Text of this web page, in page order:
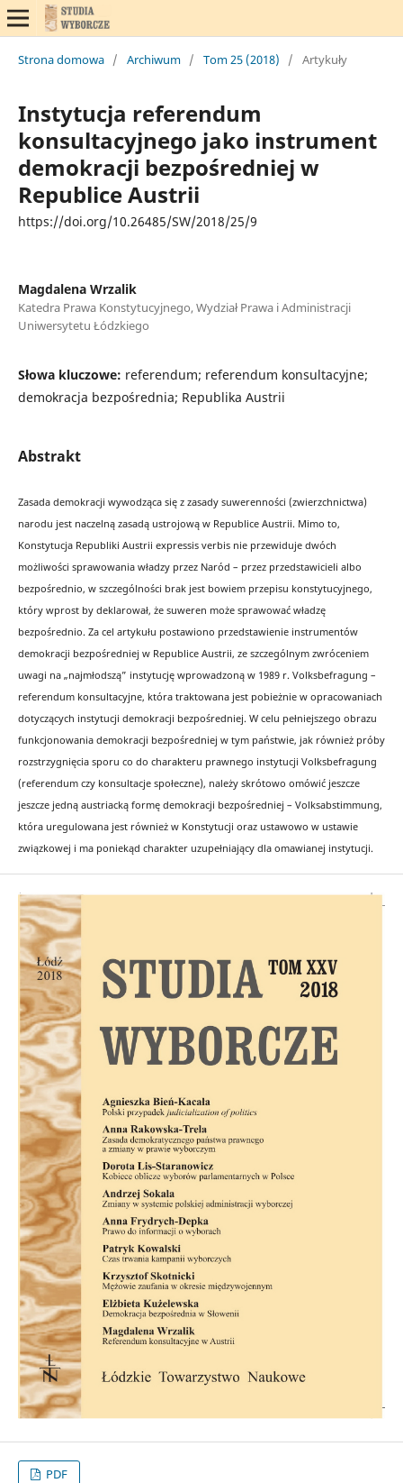
Strona domowa / Archiwum / Tom 25 (2018) / Artykuły
Instytucja referendum
konsultacyjnego jako instrument
demokracji bezpośredniej w
Republice Austrii
https://doi.org/10.26485/SW/2018/25/9
Magdalena Wrzalik
Katedra Prawa Konstytucyjnego, Wydział Prawa i Administracji
Uniwersytetu Łódzkiego
Słowa kluczowe: referendum; referendum konsultacyjne;
demokracja bezpośrednia; Republika Austrii
Abstrakt
Zasada demokracji wywodząca się z zasady suwerenności (zwierzchnictwa)
narodu jest naczelną zasadą ustrojową w Republice Austrii. Mimo to,
Konstytucja Republiki Austrii expressis verbis nie przewiduje dwóch
możliwości sprawowania władzy przez Naród – przez przedstawicieli albo
bezpośrednio, w szczególności brak jest bowiem przepisu konstytucyjnego,
który wprost by deklarował, że suweren może sprawować władzę
bezpośrednio. Za cel artykułu postawiono przedstawienie instrumentów
demokracji bezpośredniej w Republice Austrii, ze szczególnym zwróceniem
uwagi na „najmłodszą” instytucję wprowadzoną w 1989 r. Volksbefragung –
referendum konsultacyjne, która traktowana jest pobieżnie w opracowaniach
dotyczących instytucji demokracji bezpośredniej. W celu pełniejszego obrazu
funkcjonowania demokracji bezpośredniej w tym państwie, jak również próby
rozstrzygnięcia sporu co do charakteru prawnego instytucji Volksbefragung
(referendum czy konsultacje społeczne), należy skrótowo omówić jeszcze
jeszcze jedną austriacką formę demokracji bezpośredniej – Volksabstimmung,
która uregulowana jest również w Konstytucji oraz ustawowo w ustawie
związkowej i ma poniekąd charakter uzupełniający dla omawianej instytucji.
PDF